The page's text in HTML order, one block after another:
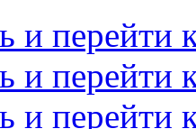
и перейти
и перейти
и перейти